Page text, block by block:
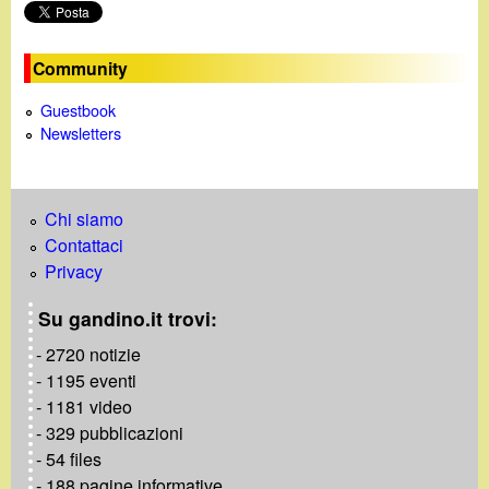
Community
Guestbook
Newsletters
Chi siamo
Contattaci
Privacy
Su gandino.it trovi:
- 2720 notizie
- 1195 eventi
- 1181 video
- 329 pubblicazioni
- 54 files